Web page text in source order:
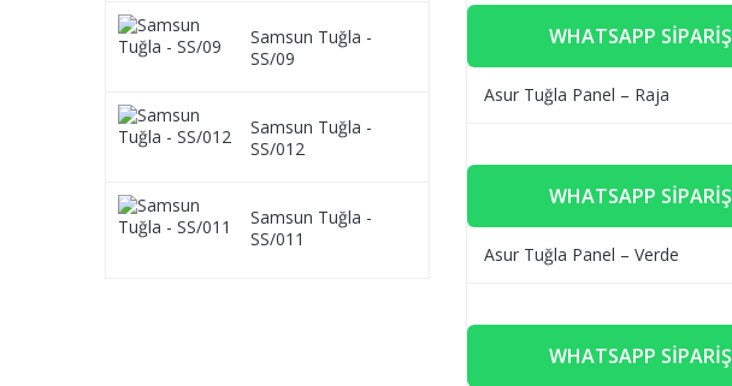
WHATSAPP SIPARIŞ
Asur Tuğla Panel – Raja
WHATSAPP SIPARIŞ
Asur Tuğla Panel – Verde
WHATSAPP SIPARIŞ
Samsun Tuğla -
SS/09
Samsun Tuğla -
SS/012
Samsun Tuğla -
SS/011